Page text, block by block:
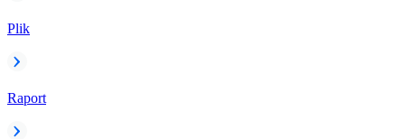
Plik
Raport